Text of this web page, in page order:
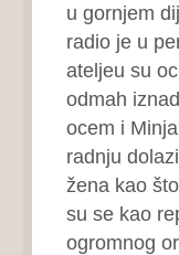
u gornjem
radio je u
ateljeu su
odmah
ocem i
radnju
žena kao
su se kao
ogromnog